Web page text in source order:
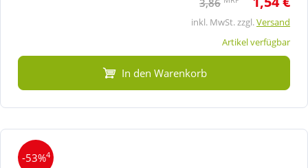
inkl. MwSt. zzgl.Versand
Artikel verfügbar
In den Warenkorb
-53%4